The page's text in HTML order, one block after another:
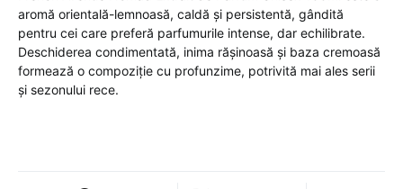
aromă orientală-lemnoasă, caldă și persistentă, gândită
pentru cei care preferă parfumurile intense, dar echilibrate.
Deschiderea condimentată, inima rășinoasă și baza cremoasă
formează o compoziție cu profunzime, potrivită mai ales serii
și sezonului rece.